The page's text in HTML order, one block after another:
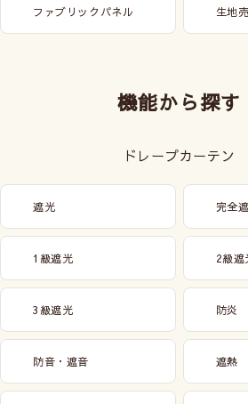
ファブリックパネル 生地
機能から探す
ドレープカーテン
遮光 完全
1級遮光 2級遮
3級遮光 防炎
防音・遮音 遮熱